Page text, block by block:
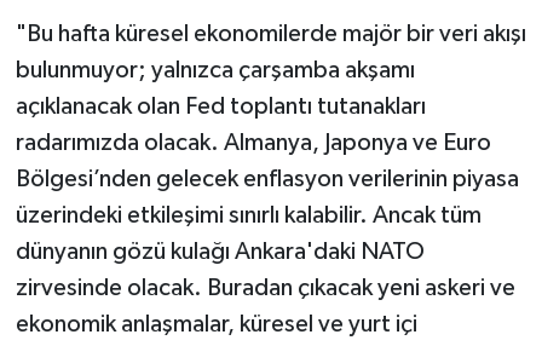
"Bu hafta küresel ekonomilerde majör bir veri akışı
bulunmuyor; yalnızca çarşamba akşamı
açıklanacak olan Fed toplantı tutanakları
radarımızda olacak. Almanya, Japonya ve Euro
Bölgesi’nden gelecek enflasyon verilerinin piyasa
üzerindeki etkileşimi sınırlı kalabilir. Ancak tüm
dünyanın gözü kulağı Ankara'daki NATO
zirvesinde olacak. Buradan çıkacak yeni askeri ve
ekonomik anlaşmalar, küresel ve yurt içi